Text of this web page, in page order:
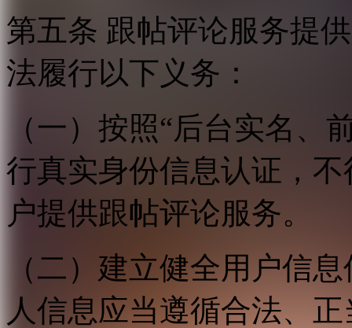
第五条 跟帖评论服务提
法履行以下义务：
（一）按照“后台实名、
行真实身份信息认证，
户提供跟帖评论服务。
（二）建立健全用户信
人信息应当遵循合法、